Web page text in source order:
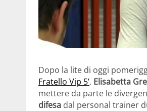
Dopo la lite di oggi
Fratello Vip 5’. Elisabetta
mettere da parte le
difesa dal personal trainer